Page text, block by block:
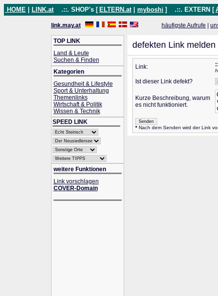
HOME LINK.at .::. SHOP's [ ELTERN.at myboshi ] .::. EXTERN [
link.may.at häufigste Aufrufe
TOP LINK
Land & Leute
Suchen & Finden
Kategorien
Gesundheit & Lifestyle
Sport & Unterhaltung
Themenlinks
Wirtschaft & Politik
Wissen & Technik
SPEED LINK
weitere Funktionen
Link vorschlagen
COVER-Domain
defekten Link melden
Link:
Ist dieser Link defekt?
Kurze Beschreibung, warum
es nicht funktioniert.
*Nach dem Senden wird der Link